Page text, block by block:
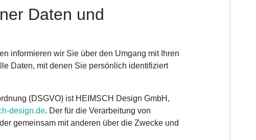
Daten und
informieren wir Sie über den Umgang mit Ihren
Daten, mit denen Sie persönlich identifiziert
(DSGVO) ist HEIMSCH Design GmbH,
design.de. Der für die Verarbeitung von
gemeinsam mit anderen über die Zwecke und